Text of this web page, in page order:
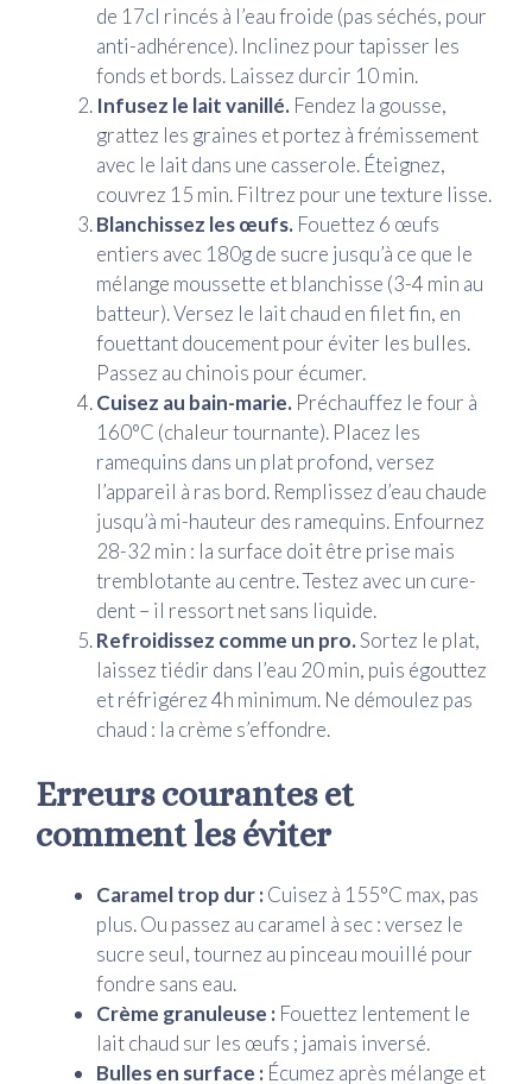
de 17cl rincés à l’eau froide (pas séchés, pour
anti-adhérence). Inclinez pour tapisser les
fonds et bords. Laissez durcir 10 min.
Infusez le lait vanillé. Fendez la gousse,
grattez les graines et portez à frémissement
avec le lait dans une casserole. Éteignez,
couvrez 15 min. Filtrez pour une texture lisse.
Blanchissez les œufs. Fouettez 6 œufs
entiers avec 180g de sucre jusqu’à ce que le
mélange moussette et blanchisse (3-4 min au
batteur). Versez le lait chaud en filet fin, en
fouettant doucement pour éviter les bulles.
Passez au chinois pour écumer.
Cuisez au bain-marie. Préchauffez le four à
160°C (chaleur tournante). Placez les
ramequins dans un plat profond, versez
l’appareil à ras bord. Remplissez d’eau chaude
jusqu’à mi-hauteur des ramequins. Enfournez
28-32 min : la surface doit être prise mais
tremblotante au centre. Testez avec un cure-
dent – il ressort net sans liquide.
Refroidissez comme un pro.Sortez le plat,
laissez tiédir dans l’eau 20 min, puis égouttez
et réfrigérez 4h minimum. Ne démoulez pas
chaud : la crème s’effondre.
Erreurs courantes et
comment les éviter
Caramel trop dur :Cuisez à 155°C max, pas
plus. Ou passez au caramel à sec : versez le
sucre seul, tournez au pinceau mouillé pour
fondre sans eau.
Crème granuleuse : Fouettez lentement le
lait chaud sur les œufs ; jamais inversé.
Bulles en surface : Écumez après mélange et